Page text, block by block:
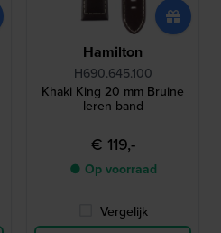
Hamilton
H690.645.100
Khaki King 20 mm Bruine
leren band
€ 119,-
● Op voorraad
Vergelijk